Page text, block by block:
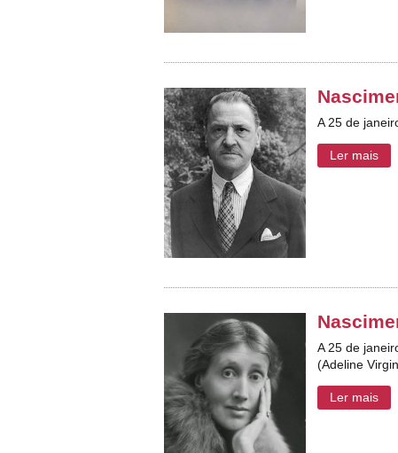
A 25 de
Ler mais
A 25 de
(Adeline
Ler mais